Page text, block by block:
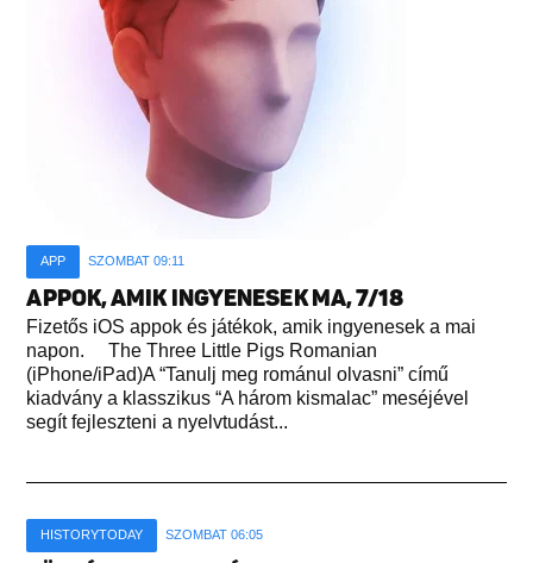
APP SZOMBAT 09:11
APPOK, AMIK INGYENESEK MA, 7/18
Fizetős iOS appok és játékok, amik ingyenesek a mai
napon. The Three Little Pigs Romanian
(iPhone/iPad)A “Tanulj meg románul olvasni” című
kiadvány a klasszikus “A három kismalac” meséjével
segít fejleszteni a nyelvtudást...
HISTORYTODAY SZOMBAT 06:05